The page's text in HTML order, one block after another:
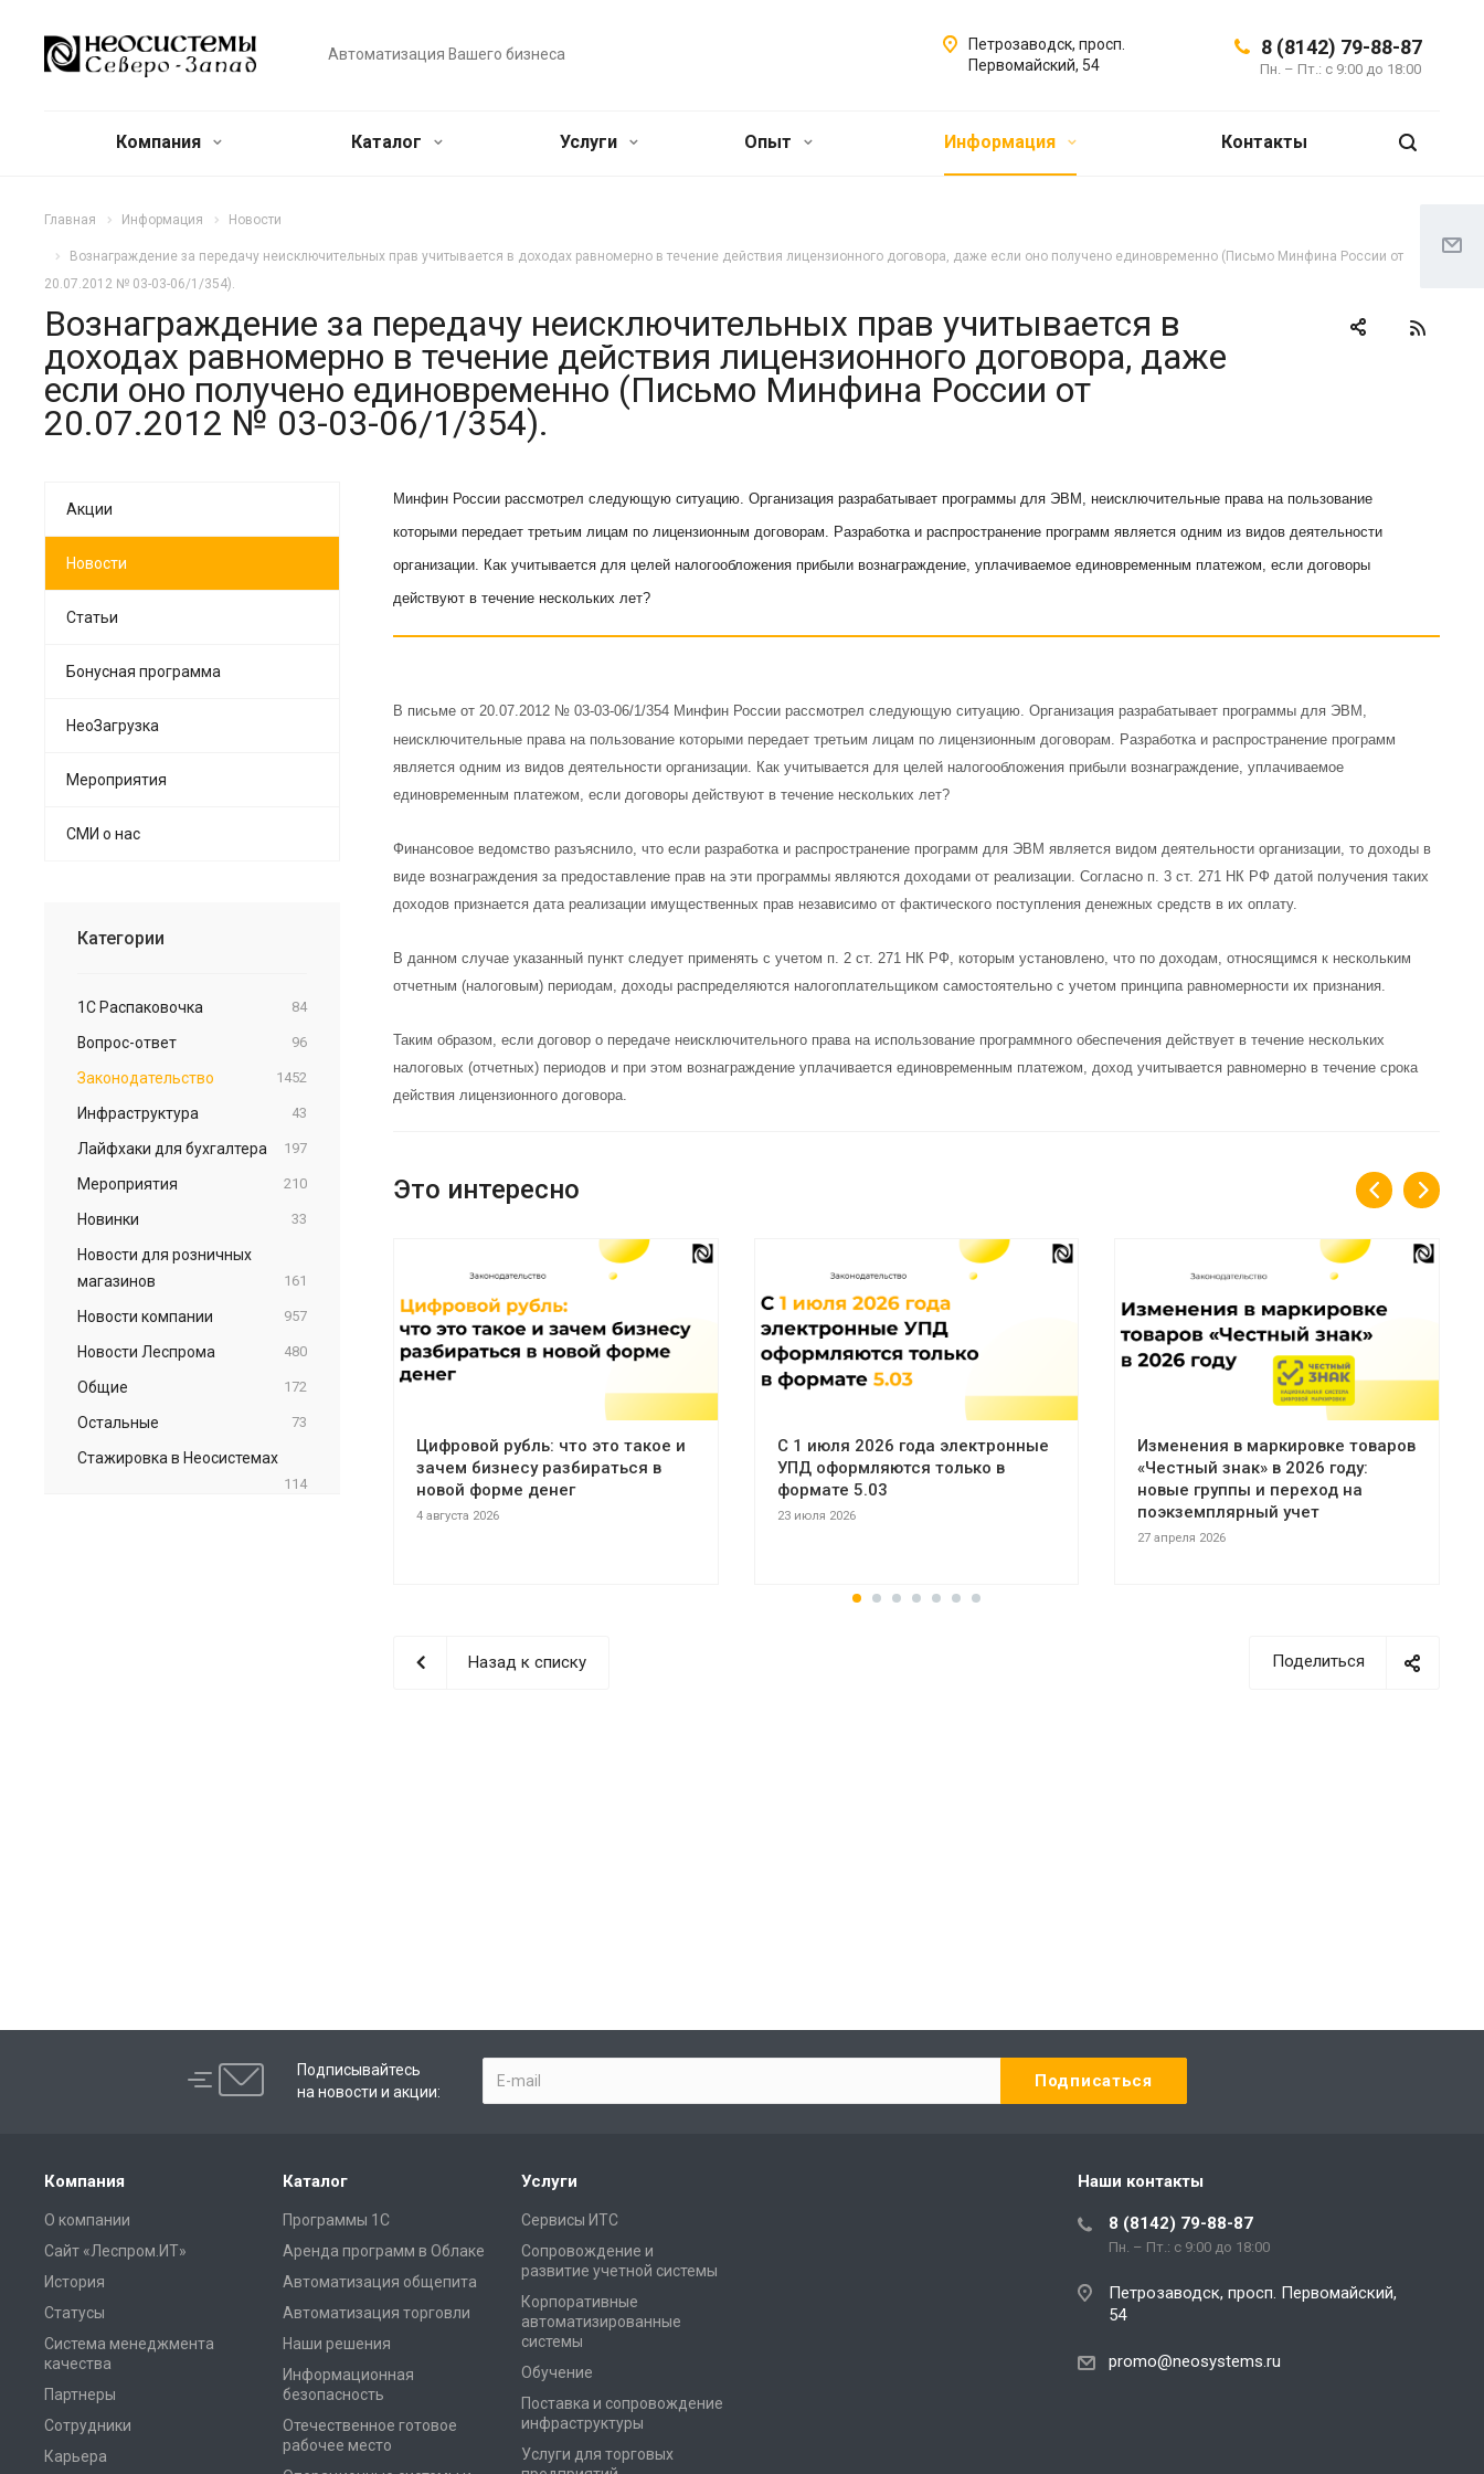
Автоматизация Вашего бизнеса 8 (8142) 79-88-87
Пн. – Пт.: с 9:00 до 18:00
Петрозаводск, просп.
Первомайский, 54
Компания Каталог Услуги Опыт Информация Контакты
Главная Информация Новости
Вознаграждение за передачу неисключительных прав учитывается в доходах равномерно в течение действия лицензионного договора, даже если оно получено единовременно (Письмо Минфина России от
20.07.2012 № 03-03-06/1/354).
Вознаграждение за передачу неисключительных прав учитывается в
доходах равномерно в течение действия лицензионного договора, даже
если оно получено единовременно (Письмо Минфина России от
20.07.2012 № 03-03-06/1/354).
Минфин России рассмотрел следующую ситуацию. Организация разрабатывает программы для ЭВМ, неисключительные права на пользование
которыми передает третьим лицам по лицензионным договорам. Разработка и распространение программ является одним из видов деятельности
организации. Как учитывается для целей налогообложения прибыли вознаграждение, уплачиваемое единовременным платежом, если договоры
действуют в течение нескольких лет?
В письме от 20.07.2012 № 03-03-06/1/354 Минфин России рассмотрел следующую ситуацию. Организация разрабатывает программы для ЭВМ,
неисключительные права на пользование которыми передает третьим лицам по лицензионным договорам. Разработка и распространение программ
является одним из видов деятельности организации. Как учитывается для целей налогообложения прибыли вознаграждение, уплачиваемое
единовременным платежом, если договоры действуют в течение нескольких лет?
Финансовое ведомство разъяснило, что если разработка и распространение программ для ЭВМ является видом деятельности организации, то доходы в
виде вознаграждения за предоставление прав на эти программы являются доходами от реализации. Согласно п. 3 ст. 271 НК РФ датой получения таких
доходов признается дата реализации имущественных прав независимо от фактического поступления денежных средств в их оплату.
В данном случае указанный пункт следует применять с учетом п. 2 ст. 271 НК РФ, которым установлено, что по доходам, относящимся к нескольким
отчетным (налоговым) периодам, доходы распределяются налогоплательщиком самостоятельно с учетом принципа равномерности их признания.
Таким образом, если договор о передаче неисключительного права на использование программного обеспечения действует в течение нескольких
налоговых (отчетных) периодов и при этом вознаграждение уплачивается единовременным платежом, доход учитывается равномерно в течение срока
действия лицензионного договора.
Это интересно
Цифровой рубль: что это такое и
зачем бизнесу разбираться в
новой форме денег
4 августа 2026
С 1 июля 2026 года электронные
УПД оформляются только в
формате 5.03
23 июля 2026
Изменения в маркировке товаров
«Честный знак» в 2026 году:
новые группы и переход на
поэкземплярный учет
27 апреля 2026
Поделиться
Назад к списку
Акции
Новости
Статьи
Бонусная программа
НеоЗагрузка
Мероприятия
СМИ о нас
Категории
1С Распаковочка 84
Вопрос-ответ 96
Законодательство 1452
Инфраструктура 43
Лайфхаки для бухгалтера 197
Мероприятия 210
Новинки 33
Новости для розничных
магазинов
161
Новости компании 957
Новости Леспрома 480
Общие 172
Остальные 73
Стажировка в Неосистемах
114
Подписывайтесь
на новости и акции:
Компания
О компании
Сайт «Леспром.ИТ»
История
Статусы
Система менеджмента
качества
Партнеры
Сотрудники
Карьера
Каталог
Программы 1С
Аренда программ в Облаке
Автоматизация общепита
Автоматизация торговли
Наши решения
Информационная
безопасность
Отечественное готовое
рабочее место
Услуги
Сервисы ИТС
Сопровождение и
развитие учетной системы
Корпоративные
автоматизированные
системы
Обучение
Поставка и сопровождение
инфраструктуры
Услуги для торговых
Наши контакты
8 (8142) 79-88-87
Пн. – Пт.: с 9:00 до 18:00
Петрозаводск, просп. Первомайский,
54
promo@neosystems.ru